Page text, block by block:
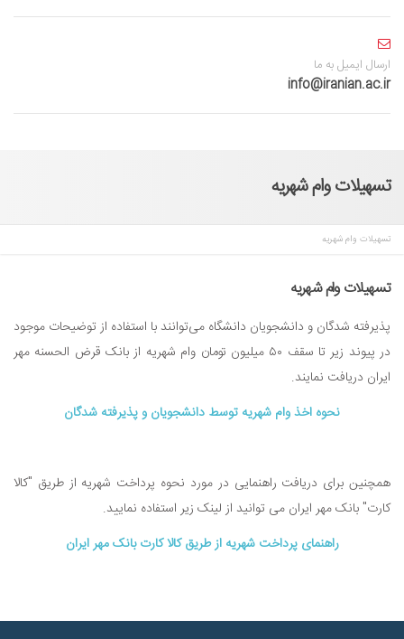
ارسال ایمیل به ما
info@iranian.ac.ir
تسهیلات وام شهریه
تسهیلات وام شهریه
تسهیلات وام شهریه
پذیرفته شدگان و دانشجویان دانشگاه می‌توانند با استفاده از توضیحات موجود
در پیوند زیر تا سقف ۵۰ میلیون تومان وام شهریه از بانک قرض الحسنه مهر
ایران دریافت نمایند.
نحوه اخذ وام شهریه توسط دانشجویان و پذیرفته شدگان
همچنین برای دریافت راهنمایی در مورد نحوه پرداخت شهریه از طریق "کالا
کارت" بانک مهر ایران می توانید از لینک زیر استفاده نمایید.
راهنمای پرداخت شهریه از طریق کالا کارت بانک مهر ایران